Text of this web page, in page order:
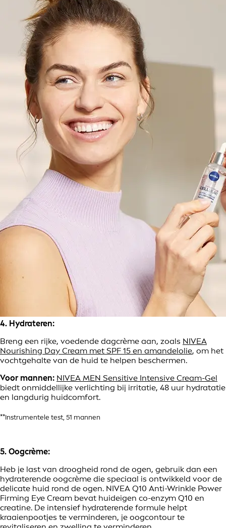
4. Hydrateren:
Breng een rijke, voedende dagcrème aan, zoals NIVEA
Nourishing Day Cream met SPF 15 en amandelolie, om het
vochtgehalte van de huid te helpen beschermen.
Voor mannen: NIVEA MEN Sensitive Intensive Cream-Gel
biedt onmiddellijke verlichting bij irritatie, 48 uur hydratatie
en langdurig huidcomfort.
**Instrumentele test, 51 mannen
5. Oogcrème:
Heb je last van droogheid rond de ogen, gebruik dan een
hydraterende oogcrème die speciaal is ontwikkeld voor de
delicate huid rond de ogen. NIVEA Q10 Anti-Wrinkle Power
Firming Eye Cream bevat huideigen co-enzym Q10 en
creatine. De intensief hydraterende formule helpt
kraaienpootjes te verminderen, je oogcontour te